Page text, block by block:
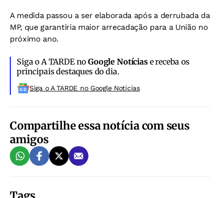
A medida passou a ser elaborada após a derrubada da
MP, que garantiria maior arrecadação para a União no
próximo ano.
Siga o A TARDE noGoogle Notíciase receba os
principais destaques do dia.
Siga o A TARDE no Google Noticias
Compartilhe essa notícia com seus
amigos